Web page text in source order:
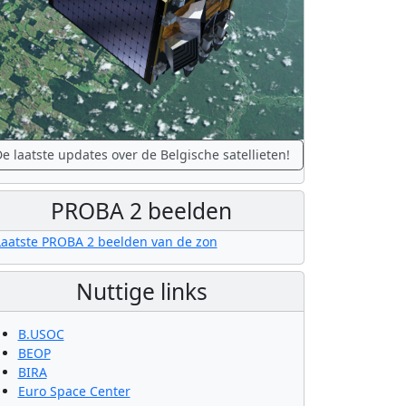
laatste updates over de Belgische satellieten!
PROBA 2 beelden
Nuttige links
B.USOC
BEOP
BIRA
Euro Space Center